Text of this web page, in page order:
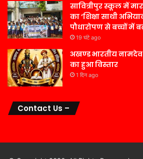
सावित्रीपुर स्कूल में
का ‘शिक्षा साथी
पौधारोपण से बच्चों में
19 घंटे ago
अखण्ड भारतीय नामदेव
का हुआ विस्तार
1 दिन ago
Contact Us –